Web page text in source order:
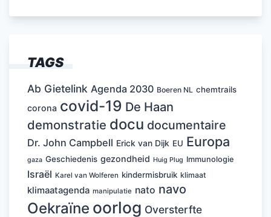
TAGS
Ab Gietelink Agenda 2030 Boeren NL chemtrails
corona covid-19 De Haan
demonstratie docu documentaire
Dr. John Campbell Erick van Dijk EU Europa
gaza Geschiedenis gezondheid Huig Plug Immunologie
Israël Karel van Wolferen kindermisbruik klimaat
klimaatagenda manipulatie nato navo
Oekraïne oorlog Oversterfte